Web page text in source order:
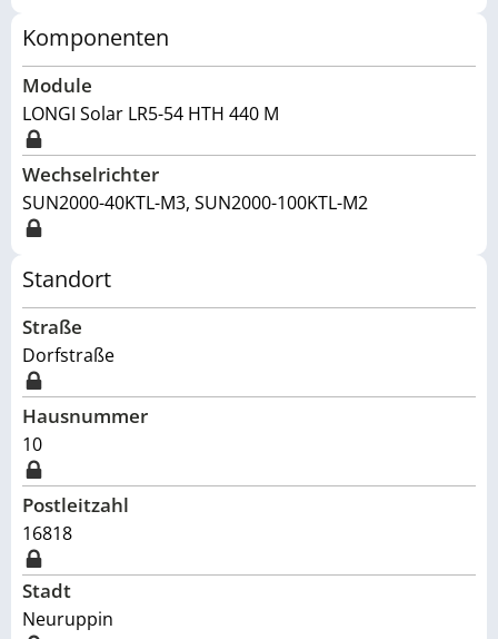
Komponenten
Module
LONGI Solar LR5-54 HTH 440 M
Wechselrichter
SUN2000-40KTL-M3, SUN2000-100KTL-M2
Standort
Straße
Dorfstraße
Hausnummer
10
Postleitzahl
16818
Stadt
Neuruppin